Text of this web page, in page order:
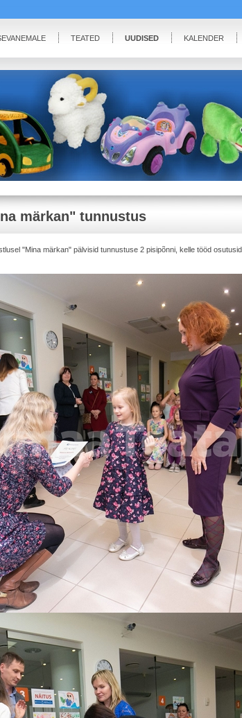
TEATED UUDISED KALENDER
märkan" tunnustus
"Mina märkan" pälvisid tunnustuse 2 pisipõnni, kelle tööd